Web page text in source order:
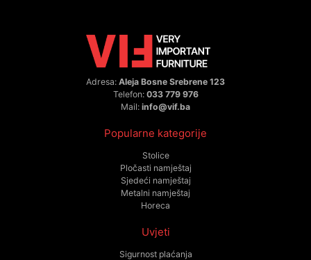
Adresa: Aleja Bosne Srebrene 123
Telefon: 033 779 976
Mail: info@vif.ba
Popularne kategorije
Stolice
Pločasti namještaj
Sjedeći namještaj
Metalni namještaj
Horeca
Uvjeti
Sigurnost plaćanja